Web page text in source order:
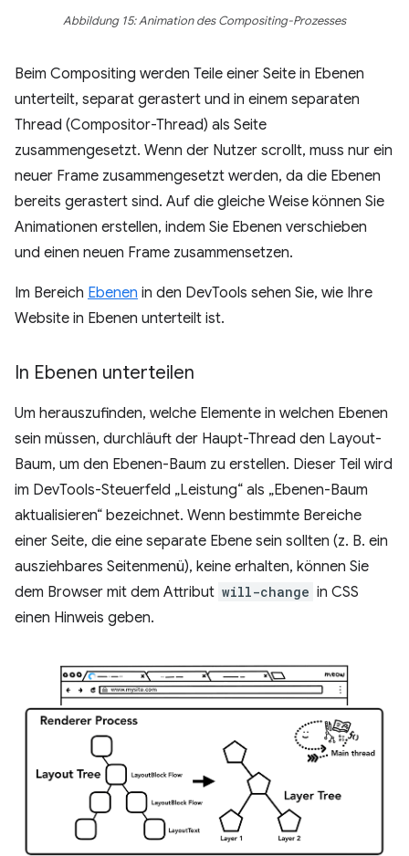
Abbildung 15: Animation des Compositing-Prozesses
Beim Compositing werden Teile einer Seite in Ebenen
unterteilt, separat gerastert und in einem separaten
Thread (Compositor-Thread) als Seite
zusammengesetzt. Wenn der Nutzer scrollt, muss nur ein
neuer Frame zusammengesetzt werden, da die Ebenen
bereits gerastert sind. Auf die gleiche Weise können Sie
Animationen erstellen, indem Sie Ebenen verschieben
und einen neuen Frame zusammensetzen.
Im Bereich Ebenen in den DevTools sehen Sie, wie Ihre
Website in Ebenen unterteilt ist.
In Ebenen unterteilen
Um herauszufinden, welche Elemente in welchen Ebenen
sein müssen, durchläuft der Haupt-Thread den Layout-
Baum, um den Ebenen-Baum zu erstellen. Dieser Teil wird
im DevTools-Steuerfeld „Leistung“ als „Ebenen-Baum
aktualisieren“ bezeichnet. Wenn bestimmte Bereiche
einer Seite, die eine separate Ebene sein sollten (z. B. ein
ausziehbares Seitenmenü), keine erhalten, können Sie
dem Browser mit dem Attribut will-change in CSS
einen Hinweis geben.